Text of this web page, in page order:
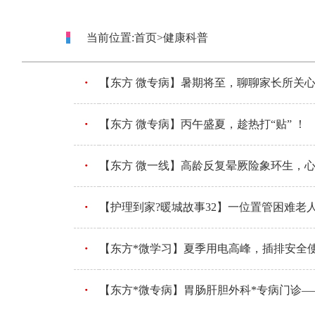
当前位置:首页>健康科普
【东方 微专病】暑期将至，聊聊家长所关
【东方 微专病】丙午盛夏，趁热打“贴” ！
【东方 微一线】高龄反复晕厥险象环生，
【护理到家?暖城故事32】一位置管困难老
【东方*微学习】夏季用电高峰，插排安全
【东方*微专病】胃肠肝胆外科*专病门诊